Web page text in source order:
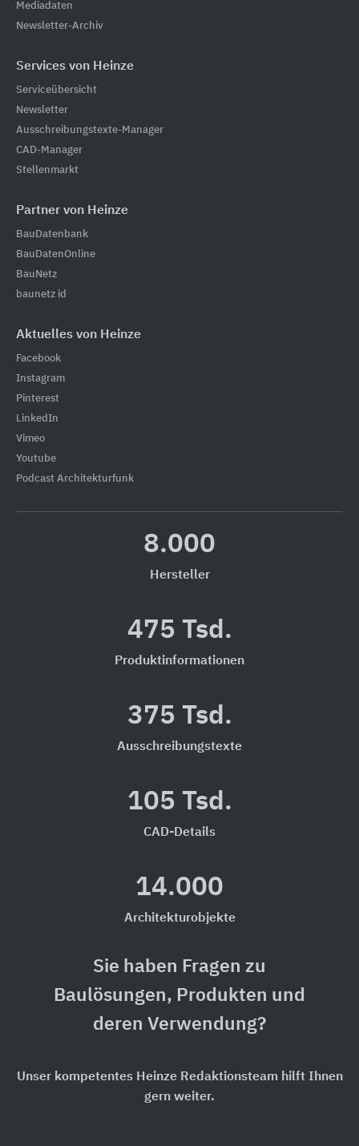
Mediadaten
Newsletter-Archiv
Services von Heinze
Serviceübersicht
Newsletter
Ausschreibungstexte-Manager
CAD-Manager
Stellenmarkt
Partner von Heinze
BauDatenbank
BauDatenOnline
BauNetz
baunetz id
Aktuelles von Heinze
Facebook
Instagram
Pinterest
LinkedIn
Vimeo
Youtube
Podcast Architekturfunk
8.000
Hersteller
475 Tsd.
Produktinformationen
375 Tsd.
Ausschreibungstexte
105 Tsd.
CAD-Details
14.000
Architekturobjekte
Sie haben Fragen zu
Baulösungen, Produkten und
deren Verwendung?
Unser kompetentes Heinze Redaktionsteam hilft Ihnen
gern weiter.